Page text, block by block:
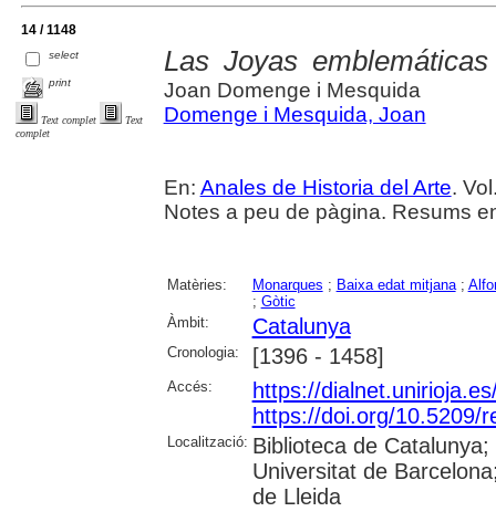
14 / 1148
select
print
Text complet
Text
complet
Las Joyas
Joan Domenge i Mesquida
Domenge i Mesquida, Joan
En: Anales de Historia del Arte.
Notes a peu de pàgina. Resums
Matèries: Monarques ; Baixa edat mitjana;
; Gòtic
Àmbit:
Catalunya
Cronologia: [1396 - 1458]
Accés:
https://
https://doi.org/10.5209/
Localització: Biblioteca de
Universitat de
de Lleida